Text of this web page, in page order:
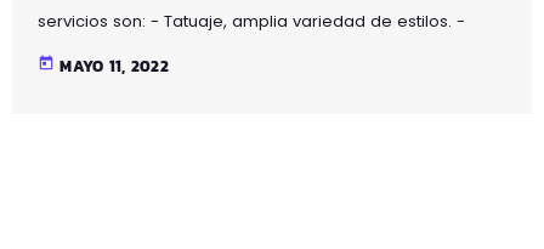
servicios son: - Tatuaje, amplia variedad de estilos. -
Piercing, sólo primeras calidades. - Laser, para
today MAYO 11, 2022